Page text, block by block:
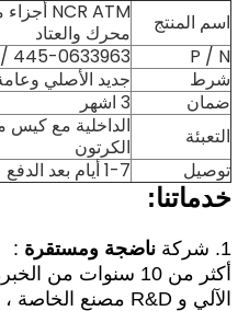
اسم المنتج
محرك والعتاد
P / N
445-0633963 / 4450633963
شرط
جديد الأصلي
ضمان
3 اشهر
التعبئة
الداخلية مع كيس
الكرتون
توصيل
1-7 أيام بعد الدفع
خدماتنا:
1. شركة ناضجة ومستقرة :
أكثر من 10 سنوات
الآلي و R&D مصنع الخاصة ،